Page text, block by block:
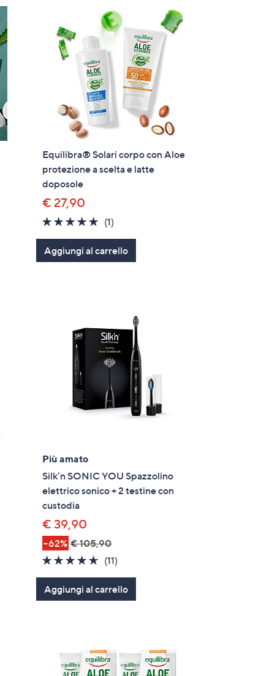
Equilibra® Solari corpo con Aloe
protezione a scelta e latte
doposole
€ 27,90
5.0
5
Stars
(1)
Aggiungi al carrello
Più amato
Silk’n SONIC YOU Spazzolino
elettrico sonico + 2 testine con
custodia
€ 39,90
-62% € 105,90
4.5
of
5
Stars
(11)
Recensioni
Aggiungi al carrello